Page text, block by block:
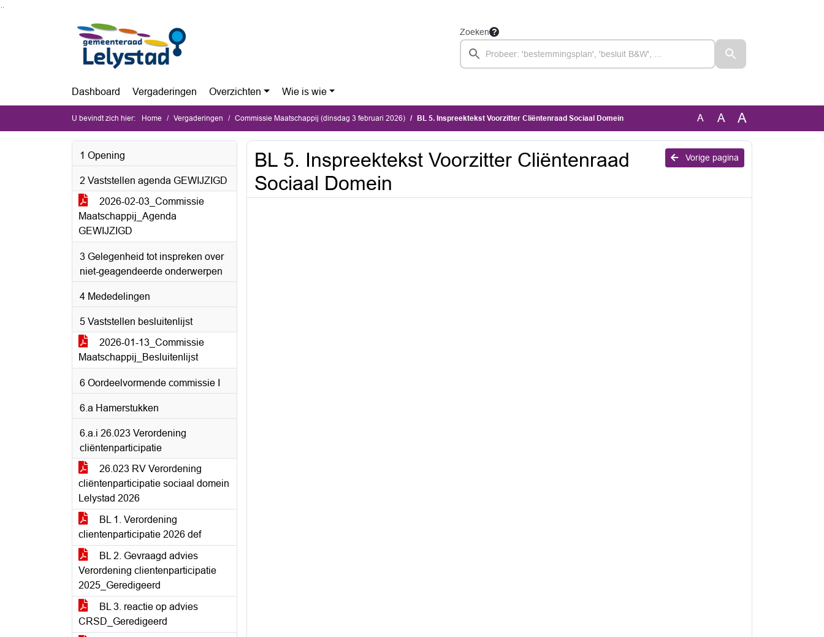
Zoeken
Dashboard Vergaderingen Overzichten Wie is wie
U bevindt zich hier: Home Vergaderingen Commissie Maatschappij (dinsdag 3 februari 2026) BL 5. Inspreektekst Voorzitter Cliëntenraad Sociaal Domein A A A
1 Opening
2 Vaststellen agenda GEWIJZIGD
2026-02-03_Commissie
Maatschappij_Agenda
GEWIJZIGD
3 Gelegenheid tot inspreken over
niet-geagendeerde onderwerpen
4 Mededelingen
5 Vaststellen besluitenlijst
2026-01-13_Commissie
Maatschappij_Besluitenlijst
6 Oordeelvormende commissie I
6.a Hamerstukken
6.a.i 26.023 Verordening
cliëntenparticipatie
26.023 RV Verordening
cliëntenparticipatie sociaal domein
Lelystad 2026
BL 1. Verordening
clientenparticipatie 2026 def
BL 2. Gevraagd advies
Verordening clientenparticipatie
2025_Geredigeerd
BL 3. reactie op advies
CRSD_Geredigeerd
Vorige pagina
BL 5. Inspreektekst Voorzitter Cliëntenraad
Sociaal Domein